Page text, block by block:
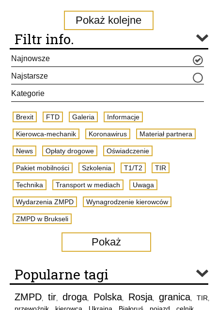
Pokaż kolejne
Filtr info.
Najnowsze
Najstarsze
Kategorie
Brexit FTD Galeria Informacje
Kierowca-mechanik Koronawirus Materiał partnera
News Opłaty drogowe Oświadczenie
Pakiet mobilności Szkolenia T1/T2 TIR
Technika Transport w mediach Uwaga
Wydarzenia ZMPD Wynagrodzenie kierowców
ZMPD w Brukseli
Pokaż
Popularne tagi
ZMPD, tir, droga, Polska, Rosja, granica, TIR,